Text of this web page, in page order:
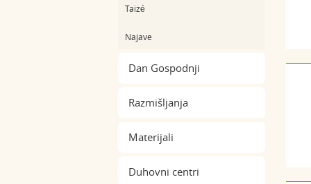
Taizé
Najave
Dan Gospodnji
Razmišljanja
Materijali
Duhovni centri